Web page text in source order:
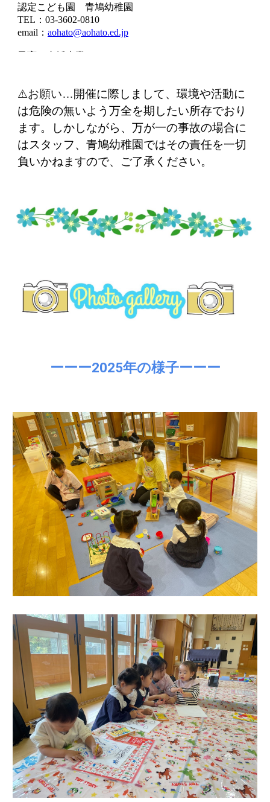
⚠️お願い…開催に際しまして、環境や活動に
は危険の無いよう万全を期したい所存でおり
ます。しかしながら、万が一の事故の場合に
はスタッフ、青鳩幼稚園ではその責任を一切
負いかねますので、ご了承ください。
ーーー2025年の様子ーーー